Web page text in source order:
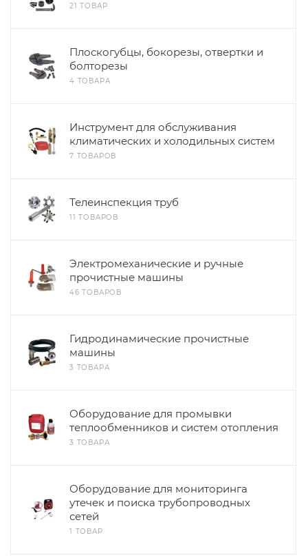
21 ТОВАР
Плоскогубцы, бокорезы, отвертки и
болторезы
4 ТОВАРА
Инструмент для обслуживания
климатических и холодильных систем
7 ТОВАРОВ
Телеинспекция труб
11 ТОВАРОВ
Электромеханические и ручные
прочистные машины
46 ТОВАРОВ
Гидродинамические прочистные
машины
3 ТОВАРА
Оборудование для промывки
теплообменников и систем отопления
3 ТОВАРА
Оборудование для мониторинга
утечек и поиска трубопроводных
сетей
1 ТОВАР